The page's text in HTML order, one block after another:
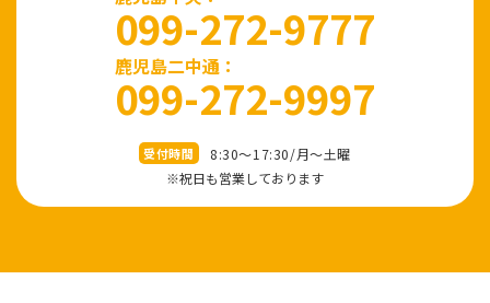
099-272-9777
鹿児島二中通：
099-272-9997
受付時間
8:30～17:30/⽉〜⼟曜
※祝⽇も営業しております